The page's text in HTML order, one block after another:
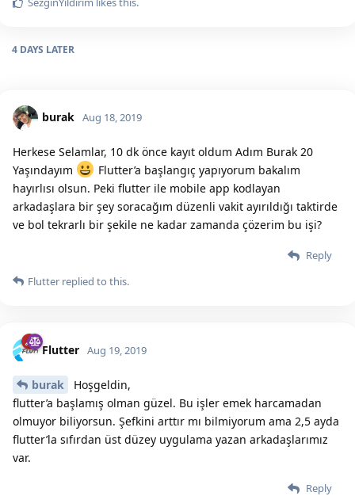
4 DAYS LATER
burak Aug 18, 2019
Herkese Selamlar, 10 dk önce kayıt oldum Adım Burak 20
Yaşındayım
Flutter’a başlangıç yapıyorum bakalım
hayırlısı olsun. Peki flutter ile mobile app kodlayan
arkadaşlara bir şey soracağım düzenli vakit ayırıldığı taktirde
ve bol tekrarlı bir şekile ne kadar zamanda çözerim bu işi?
Reply
Flutter replied to this.
Flutter Aug 19, 2019
burak
Hoşgeldin,
flutter’a başlamış olman güzel. Bu işler emek harcamadan
olmuyor biliyorsun. Şefkini arttır mı bilmiyorum ama 2,5 ayda
flutter’la sıfırdan üst düzey uygulama yazan arkadaşlarımız
var.
Reply